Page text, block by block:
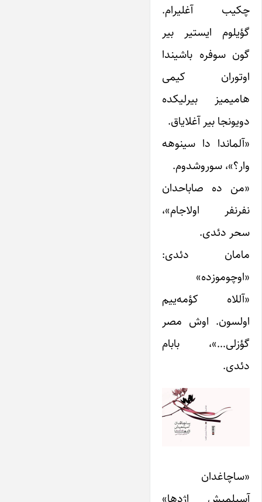
چکیب آغلیرام.
گؤیلوم ایستیر بیر
گون سوفره‌ باشیندا
اوتوران کیمی
هامیمیز بیرلیکده
دویونجا بیر آغلایاق.
«آلماندا دا سینوهه
وار؟»، سوروشدوم.
«من ده صاباحدان
نفرنفر اولاجام»،
سحر دئدی.
مامان دئدی:
«اوچوموزده»
«آللاه کؤمه‌ییم
اولسون. اوش مصر
گؤزلی…»، بابام
دئدی.
«ساچاغدان
آسیلمیش اژدها»